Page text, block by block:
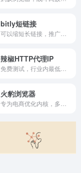
bitly短链接
辣椒HTTP代理IP
火豹浏览器